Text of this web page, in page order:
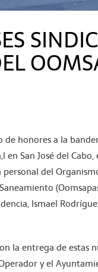
de honores a la
San José del Cabo,
personal del
Ismael
la entrega de estas
y el